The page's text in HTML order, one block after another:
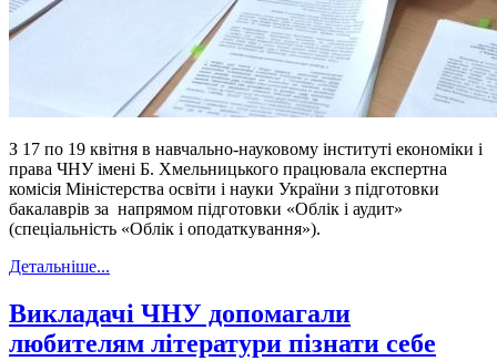
З 17 по 19 квітня в навчально-науковому інституті економіки і
права ЧНУ імені Б. Хмельницького працювала експертна
комісія Міністерства освіти і науки України з підготовки
бакалаврів за напрямом підготовки «Облік і аудит»
(спеціальність «Облік і оподаткування»).
Детальніше...
Викладачі ЧНУ допомагали
любителям літератури пізнати себе